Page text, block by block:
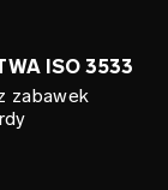
ISO 3533
zabawek